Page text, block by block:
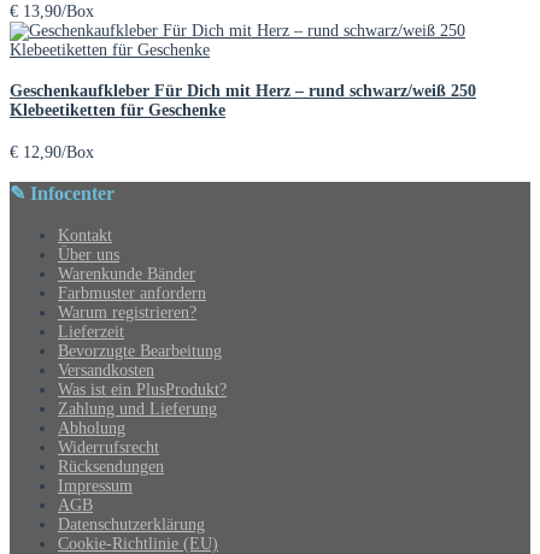
€ 13,90/Box
Geschenkaufkleber Für Dich mit Herz – rund schwarz/weiß 250
Klebeetiketten für Geschenke
€ 12,90/Box
✎ Infocenter
Kontakt
Über uns
Warenkunde Bänder
Farbmuster anfordern
Warum registrieren?
Lieferzeit
Bevorzugte Bearbeitung
Versandkosten
Was ist ein PlusProdukt?
Zahlung und Lieferung
Abholung
Widerrufsrecht
Rücksendungen
Impressum
AGB
Datenschutzerklärung
Cookie-Richtlinie (EU)